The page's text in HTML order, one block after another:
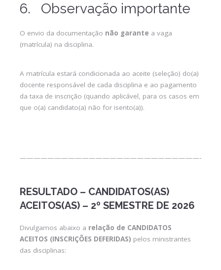
6. Observação importante
O envio da documentação não garante a vaga
(matrícula) na disciplina.
A matrícula estará condicionada ao aceite (seleção) do(a)
docente responsável de cada disciplina e ao pagamento
da taxa de inscrição (quando aplicável, para os casos em
que o(a) candidato(a) não for isento(a)).
RESULTADO – CANDIDATOS(AS)
ACEITOS(AS) – 2º SEMESTRE DE 2026
Divulgamos abaixo a relação de CANDIDATOS
ACEITOS (INSCRIÇÕES DEFERIDAS) pelos ministrantes
das disciplinas: